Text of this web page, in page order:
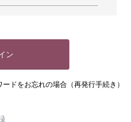
ン
ードをお忘れの場合（再発行手続き）